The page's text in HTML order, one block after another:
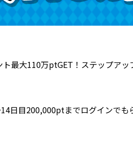
最大110万ptGET！ステップアッ
日目200,000ptまでログインでも